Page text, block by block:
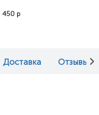
450 р
Доставка Отзывы (0)